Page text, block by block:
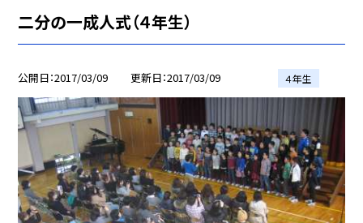
二分の一成人式（４年生）
公開日 2017/03/09 更新日 2017/03/09 ４年生